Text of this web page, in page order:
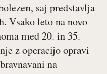
saj predstavlja
Vsako leto na novo
med 20. in 35.
z operacijo opravi
na